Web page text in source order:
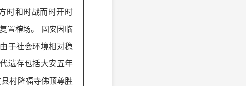
时和时战而时开时
置榷场。 固安因临
于社会环境相对稳
遗存包括大安五年
村隆福寺佛顶尊胜